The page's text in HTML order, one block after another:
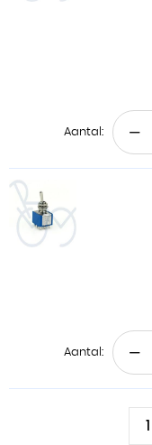
Aantal: −
Aantal: −
U1